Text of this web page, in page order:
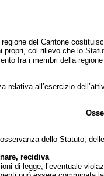
del Cantone
col rilievo che lo
fra i membri della regione
relativa all’esercizio
dello Statuto,
recidiva
di legge, l’eventuale